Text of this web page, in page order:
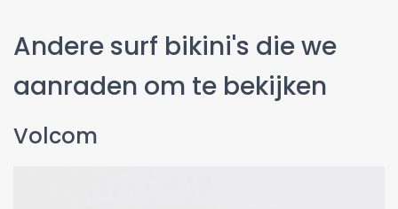
Andere surf bikini's die we
aanraden om te bekijken
Volcom